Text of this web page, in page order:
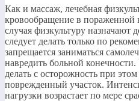
Как и массаж, лечебная
кровообращение в пораженной
случая физкультуру назначают
следует делать только по
запрещается заниматься
навредить больной
делать с осторожность при
поврежденный участок.
нагрузки возрастает по мере